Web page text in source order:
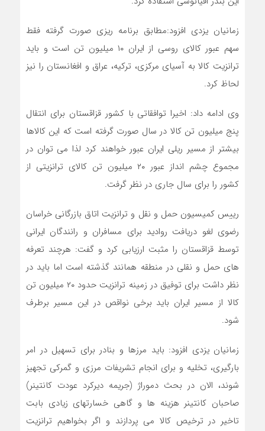
زمانیان یزدی افزود:مطابق برنامه ریزی صورت گرفته فقط
سهم عبور کالای روسی از ایران ۱۰ میلیون تن است و باید
ترانزیت کالا به آسیای مرکزی، ترکیه، عراق و افغانستان را نیز
لحاظ کرد.
وی ادامه داد: اخیرا توافقاتی با کشور قزاقستان برای انتقال
پنج میلیون تن کالا در سال صورت گرفته است که این کالاها
بیشتر از مسیر ریلی ایران عبور خواهند کرد لذا می توان در
مجموع چشم انداز عبور ۲۰ میلیون تن کالای ترانزیتی از
کشور را برای سال جاری در نظر گرفت.
رییس کمیسیون حمل و نقل و ترانزیت اتاق بازرگانی خراسان
رضوی لغو دریافت روادید برای مسافران و رانندگان ایرانی
توسط قزاقستان را مثبت ارزیابی کرد و گفت: هرچند تعرفه
های حمل و نقلی در منطقه همانند گذشته است اما باید در
نظر داشت برای توفیق در زمینه ترانزیت حدود ۲۰ میلیون تن
کالا از مسیر ایران باید برخی نواقص در این مسیر برطرف
شود.
زمانیان یزدی افزود: باید مرزها و بنادر برای تسهیل در امر
بارگیری، تخلیه و برای انجام تشریفات مرزی و گمرکی تجهیز
شوند، الان در بحث دموراژ (جریمه دیرکرد عودت کانتینر)
صاحبان کانتینر هزینه ها و گاهی خسارتهای زیادی بابت
تاخیر در ترخیص کالا می پردازند و اگر بخواهیم ترانزیت